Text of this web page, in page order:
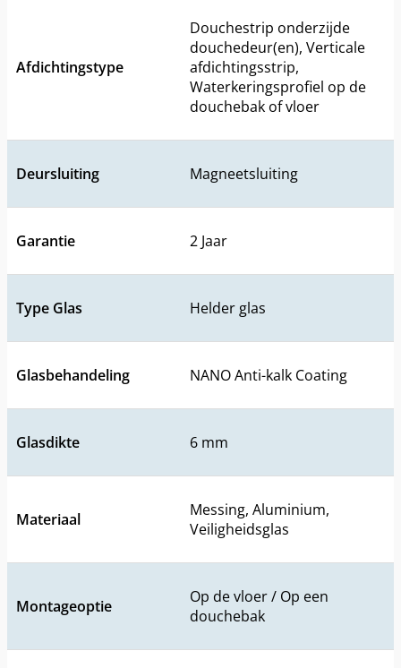
Afdichtingstype
Douchestrip onderzijde
douchedeur(en), Verticale
afdichtingsstrip,
Waterkeringsprofiel op de
douchebak of vloer
Deursluiting Magneetsluiting
Garantie 2 Jaar
Type Glas Helder glas
Glasbehandeling NANO Anti-kalk Coating
Glasdikte 6 mm
Materiaal
Messing, Aluminium,
Veiligheidsglas
Montageoptie
Op de vloer / Op een
douchebak